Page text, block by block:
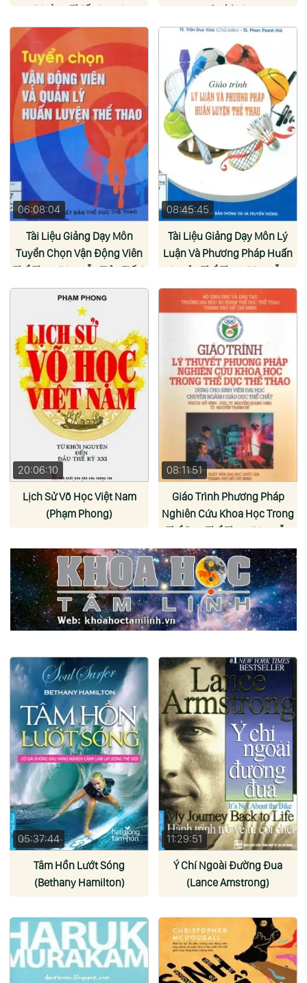
(Hoàng Thiếu Long)
Stabler)
06:08:04
Tài Liệu Giảng Dạy Môn
Tuyển Chọn Vận Động Viên
Thể Thao (Nguyễn Tiên Tiến)
08:45:45
Tài Liệu Giảng Dạy Môn Lý
Luận Và Phương Pháp Huấn
Luyện Thể Thao (Nguyễn
Tiên Tiến)
20:06:10
Lịch Sử Võ Học Việt Nam
(Phạm Phong)
08:11:51
Giáo Trình Phương Pháp
Nghiên Cứu Khoa Học Trong
Thể Dục Thể Thao (Nguyễn
Tiên Tiến)
05:37:44
Tâm Hồn Lướt Sóng
(Bethany Hamilton)
11:29:51
Ý Chí Ngoài Đường Đua
(Lance Amstrong)